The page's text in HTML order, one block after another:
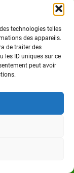
technologies telles
des appareils.
de traiter des
les ID uniques sur ce
peut avoir
Journalisme
Techniques de la
Homme de